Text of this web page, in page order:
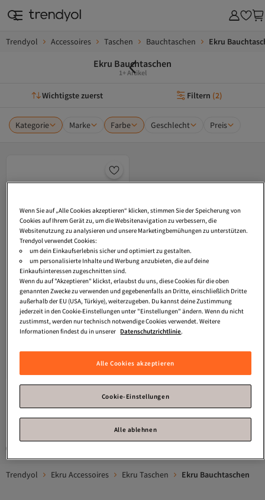
Trendyol Accessoires Taschen Bauchtaschen Ekru
Ekru Bauchtaschen
1+ Artikel
Wichtigste zuerst Filtern (2)
Kategorie Marke Farbe Geschlecht Preis
Erwachsene
Trendyol Ekru Accessoires Ekru Taschen Ekru Bauchtaschen
Wenn Sie auf „Alle Cookies akzeptieren“ klicken, stimmen Sie der Speicherung von
Cookies auf Ihrem Gerät zu, um die Websitenavigation zu verbessern, die
Websitenutzung zu analysieren und unsere Marketingbemühungen zu unterstützen.
Trendyol verwendet Cookies:
um dein Einkaufserlebnis sicher und optimiert zu gestalten.
um personalisierte Inhalte und Werbung anzubieten, die auf deine
Einkaufsinteressen zugeschnitten sind.
Wenn du auf "Akzeptieren" klickst, erlaubst du uns, diese Cookies für die oben
genannten Zwecke zu verwenden und gegebenenfalls an Dritte, einschließlich Dritte
außerhalb der EU (USA, Türkiye), weiterzugeben. Du kannst deine Zustimmung
jederzeit in den Cookie-Einstellungen unter "Einstellungen" ändern. Wenn du nicht
zustimmst, werden nur technisch notwendige Cookies verwendet. Weitere
Informationen findest du in unserer Datenschutzrichtlinie.
Alle Cookies akzeptieren
Cookie-Einstellungen
Alle ablehnen